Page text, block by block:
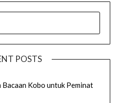
POSTS
Bacaan Kobo untuk Peminat